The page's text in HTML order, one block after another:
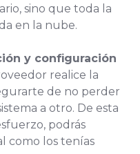
sino que toda la
en la nube.
y configuración
realice la
de no perder
a otro. De esta
podrás
como los tenías